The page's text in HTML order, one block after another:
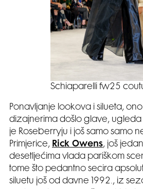
Schiaparelli fw25
Ponavljanje lookova i silueta,
dizajnerima došlo glave, ugleda
je Roseberryju i još samo samo
Primjerice, Rick Owens, još
desetljećima vlada pariškom
tome što pedantno secira
siluetu još od davne 1992., iz